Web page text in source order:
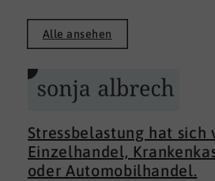
Alle ansehen
Stressbelastung hat sich
Einzelhandel,
oder Automobilhandel.